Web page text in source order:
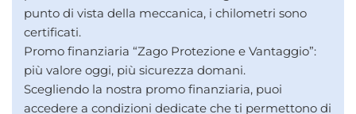
punto di vista della meccanica, i chilometri sono
certificati.
Promo finanziaria “Zago Protezione e Vantaggio”:
più valore oggi, più sicurezza domani.
Scegliendo la nostra promo finanziaria, puoi
accedere a condizioni dedicate che ti permettono di